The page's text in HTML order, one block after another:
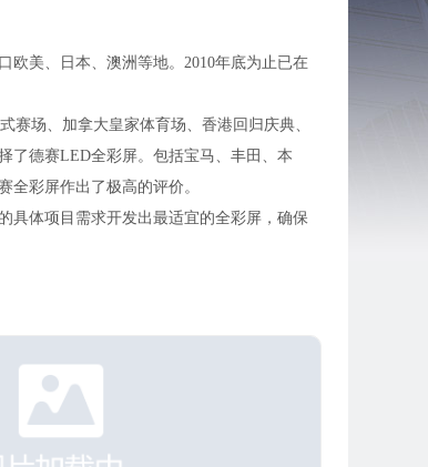
美、日本、澳洲等地。2010年底为止已在
场、加拿大皇家体育场、香港回归庆典、
了德赛LED全彩屏。包括宝马、丰田、本
全彩屏作出了极高的评价。
体项目需求开发出最适宜的全彩屏，确保